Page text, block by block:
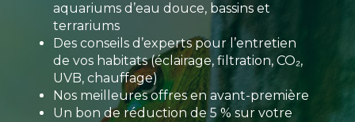
aquariums d’eau douce, bassins et
terrariums
Des conseils d’experts pour l’entretien
de vos habitats (éclairage, filtration, CO₂,
UVB, chauffage)
Nos meilleures offres en avant-première
Un bon de réduction de 5 % sur votre